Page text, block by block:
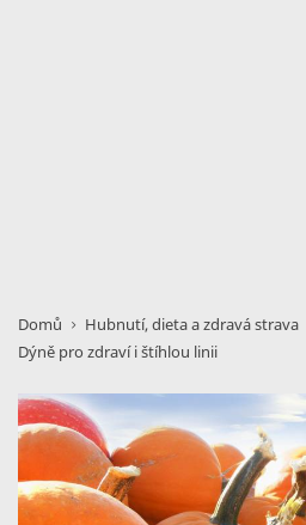
Domů
Hubnutí, dieta a zdravá strava
Dýně pro zdraví i štíhlou linii